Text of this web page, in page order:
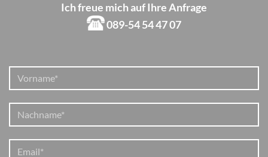
Ich freue mich auf Ihre Anfrage
089-54 54 47 07